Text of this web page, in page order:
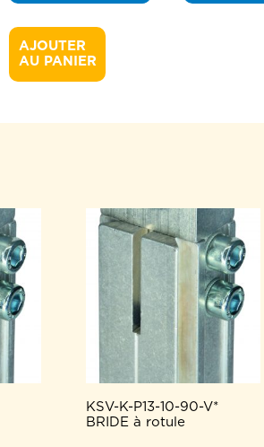
AJOUTER
AU PANIER
KSV-K-P13-10-90-V*
BRIDE à rotule